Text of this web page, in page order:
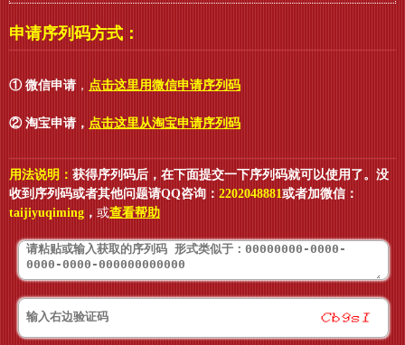
申请序列码方式：
① 微信申请 ， 点击这里用微信申请序列码
② 淘宝申请 ， 点击这里从淘宝申请序列码
用法说明： 获得序列码后，在下面提交一下序列码就可以使用了。没
收到序列码或者其他问题请QQ咨询： 2202048881或者加微信：
taijiyuqiming ， 或查看帮助